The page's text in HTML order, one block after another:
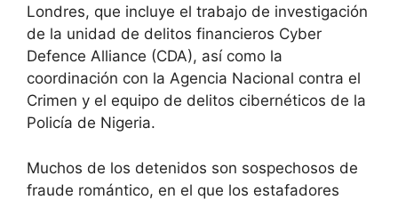
Londres, que incluye el trabajo de investigación
de la unidad de delitos financieros Cyber ​​
Defence Alliance (CDA), así como la
coordinación con la Agencia Nacional contra el
Crimen y el equipo de delitos cibernéticos de la
Policía de Nigeria.
Muchos de los detenidos son sospechosos de
fraude romántico, en el que los estafadores